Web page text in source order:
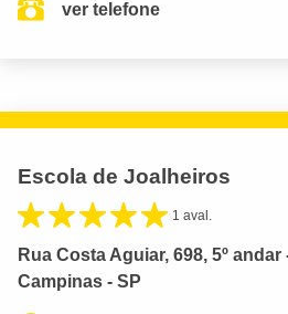
ver telefone
Escola de Joalheiros
1 aval.
Rua Costa Aguiar, 698, 5º
Campinas - SP